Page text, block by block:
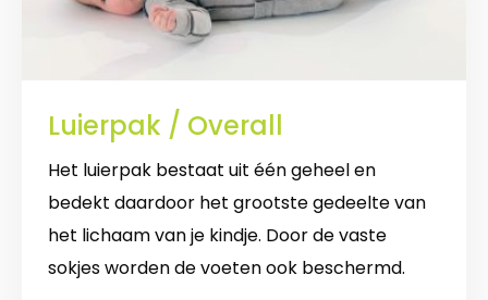
Luierpak / Overall
Het luierpak bestaat uit één geheel en
bedekt daardoor het grootste gedeelte van
het lichaam van je kindje. Door de vaste
sokjes worden de voeten ook beschermd.